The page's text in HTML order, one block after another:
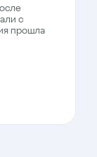
с
прошла